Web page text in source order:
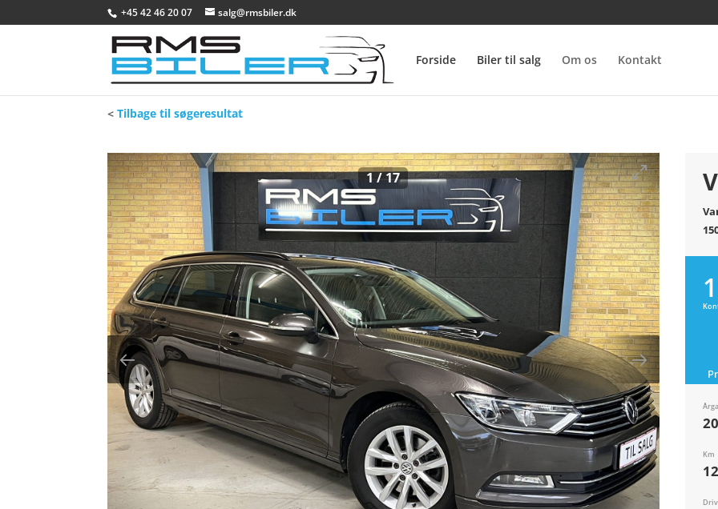
+45 42 46 20 07 salg@rmsbiler.dk
Forside Biler til salg Om os Kontakt
<Tilbage til søgeresultat
1/17
Km